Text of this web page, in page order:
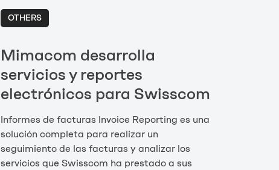
OTHERS
Mimacom desarrolla
servicios y reportes
electrónicos para Swisscom
Informes de facturas Invoice Reporting es una
solución completa para realizar un
seguimiento de las facturas y analizar los
servicios que Swisscom ha prestado a sus